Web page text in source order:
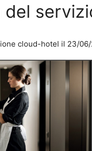
del
cloud-hotel il 23/06/